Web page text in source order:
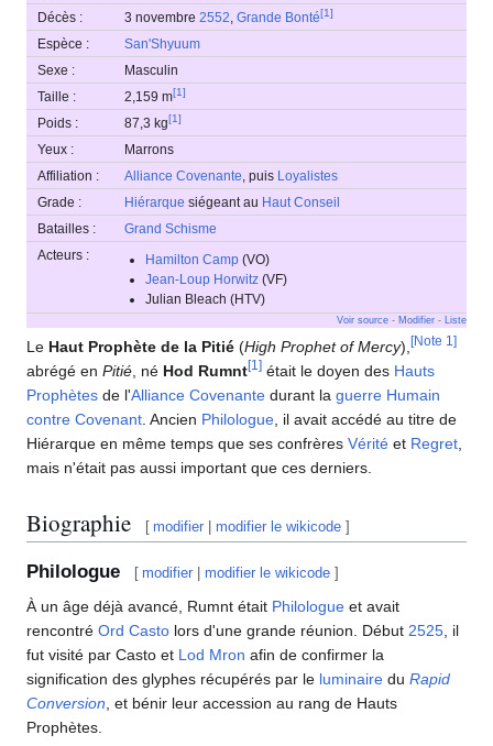
Décès : 3 novembre2552 ,Grande Bonté[1]
Espèce :
San'Shyuum
Sexe :
Masculin
Taille :
2,159 m[1]
Poids : 87,3 kg[1]
Yeux :
Marrons
Affiliation :
Alliance Covenante , puis
Loyalistes
Grade :
Hiérarque siégeant au Haut Conseil
Batailles :
Grand Schisme
Acteurs :
Hamilton Camp(VO)
Jean-Loup Horwitz(VF)
Julian Bleach (HTV)
Voir source - Modifier - Liste
Le Haut Prophète de la Pitié (High Prophet of Mercy), [Note 1 ]
abrégé en Pitié, né Hod Rumnt[1 ] était le doyen des Hauts
Prophètes de l'Alliance Covenante durant la guerre Humain
contre Covenant. Ancien Philologue, il avait accédé au titre de
Hiérarque en même temps que ses confrères Vérité et Regret,
mais n'était pas aussi important que ces derniers.
Biographie [ modifier |modifier le wikicode ]
Philologue [ modifier |modifier le wikicode ]
À un âge déjà avancé, Rumnt était Philologue et avait
rencontré Ord Casto lors d'une grande réunion. Début 2525 , il
fut visité par Casto et Lod Mron afin de confirmer la
signification des glyphes récupérés par le luminaire du Rapid
Conversion , et bénir leur accession au rang de Hauts
Prophètes.